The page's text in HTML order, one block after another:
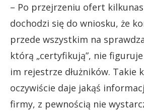
– Po przejrzeniu ofert
dochodzi się do wniosku, że
przede wszystkim na
którą „certyfikują”, nie
im rejestrze dłużników. Takie
oczywiście daje jakąś
firmy, z pewnością nie